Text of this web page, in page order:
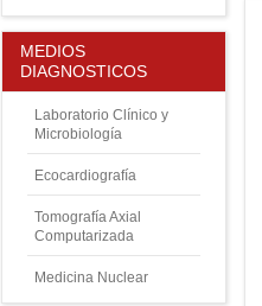
MEDIOS
DIAGNOSTICOS
Laboratorio Clínico y
Microbiología
Ecocardiografía
Tomografía Axial
Computarizada
Medicina Nuclear